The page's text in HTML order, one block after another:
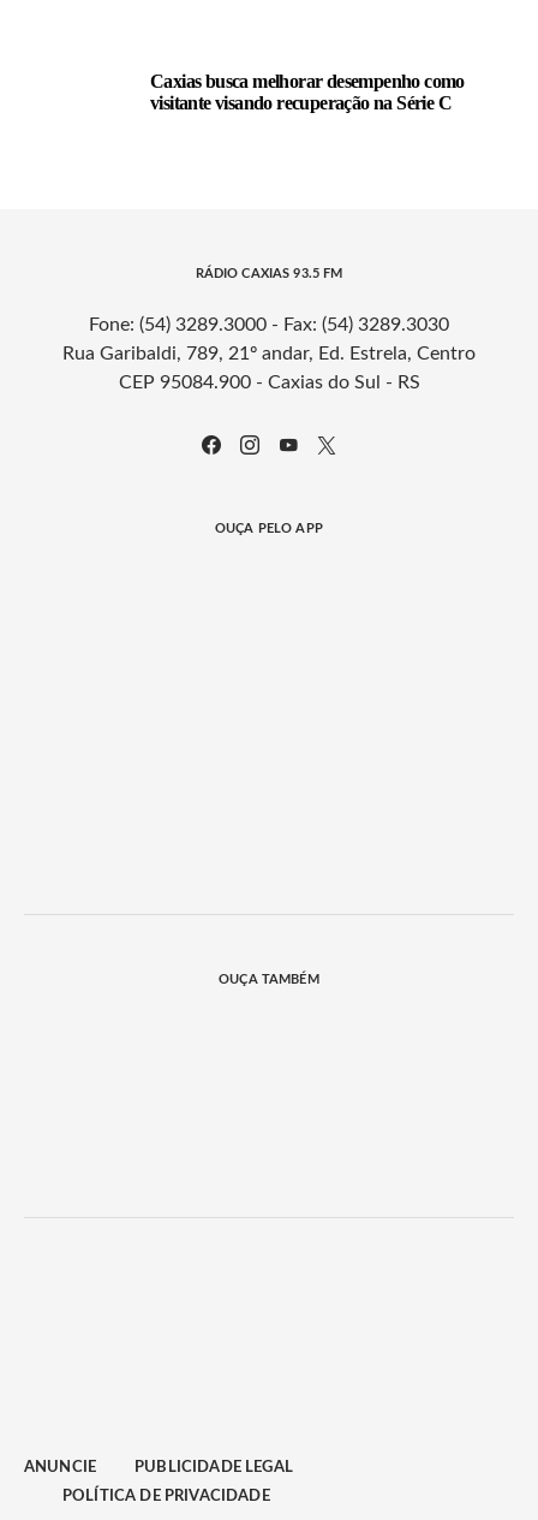
Caxias busca melhorar desempenho como
visitante visando recuperação na Série C
RÁDIO CAXIAS 93.5 FM
Fone: (54) 3289.3000 - Fax: (54) 3289.3030
Rua Garibaldi, 789, 21º andar, Ed. Estrela, Centro
CEP 95084.900 - Caxias do Sul - RS
OUÇA PELO APP
OUÇA TAMBÉM
ANUNCIE
PUBLICIDADE LEGAL
POLÍTICA DE PRIVACIDADE